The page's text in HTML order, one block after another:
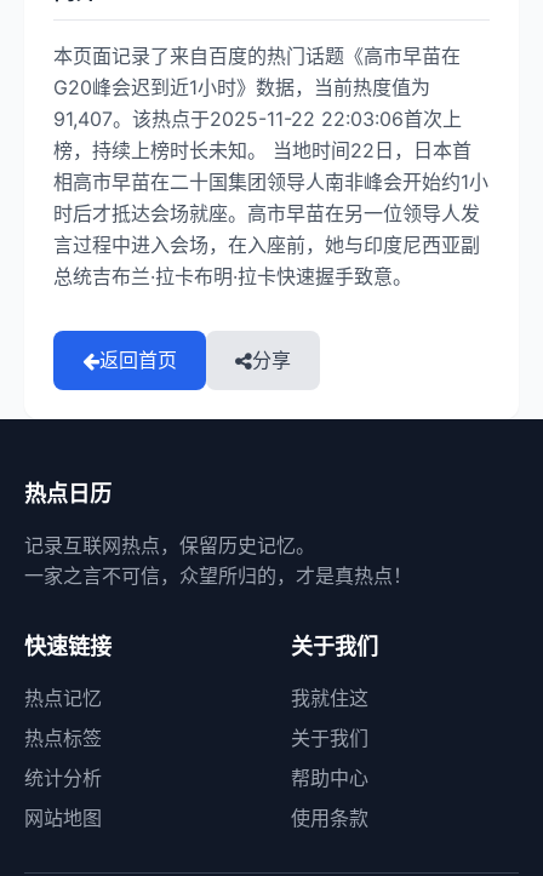
本页面记录了来自百度的热门话题《高市早苗在
G20峰会迟到近1小时》数据，当前热度值为
91,407。该热点于2025-11-22 22:03:06首次上
榜，持续上榜时长未知。 当地时间22日，日本首
相高市早苗在二十国集团领导人南非峰会开始约1小
时后才抵达会场就座。高市早苗在另一位领导人发
言过程中进入会场，在入座前，她与印度尼西亚副
总统吉布兰·拉卡布明·拉卡快速握手致意。
返回首页 分享
热点日历
记录互联网热点，保留历史记忆。
一家之言不可信，众望所归的，才是真热点！
快速链接
热点记忆
热点标签
统计分析
网站地图
关于我们
我就住这
关于我们
帮助中心
使用条款